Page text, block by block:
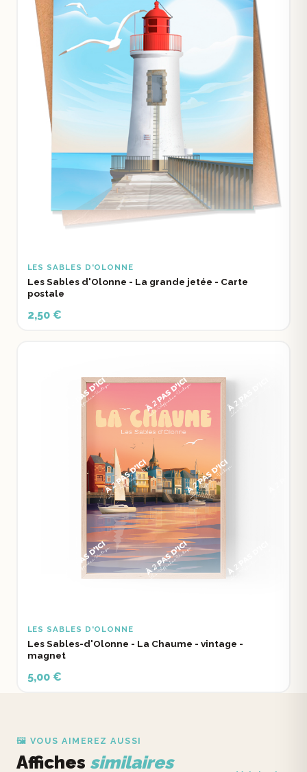
LES SABLES D'OLONNE
Les Sables d'Olonne - La grande jetée - Carte
postale
2,50 €
LES SABLES D'OLONNE
Les Sables-d'Olonne - La Chaume - vintage -
magnet
5,00 €
🖼️ VOUS AIMEREZ AUSSI
Affiches similaires